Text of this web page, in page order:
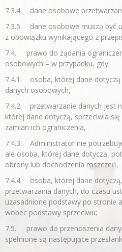
7.3.4. dane osobowe
7.3.5. dane osobowe muszą być
z obowiązku wynikającego z
7.4. prawo do żądania
osobowych – w przypadku, gdy:
7.4.1. osoba, której dane dotyczą
danych osobowych,
7.4.2. przetwarzanie danych jest
której dane dotyczą, sprzeciwia
zamian ich ograniczenia,
7.4.3. Administrator nie
ale osoba, której dane dotyczą,
obrony lub dochodzenia roszczeń,
7.4.4. osoba, której dane
przetwarzania danych, do czasu
uzasadnione podstawy po stronie
wobec podstawy sprzeciwu;
7.5. prawo do przenoszenia
spełnione są następujące